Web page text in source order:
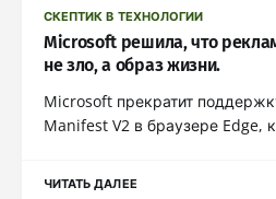
СКЕПТИК В ТЕХНОЛОГИИ
Microsoft решила, что
не зло, а образ жизни.
Microsoft прекратит
Manifest V2 в браузере Edge,
ЧИТАТЬ ДАЛЕЕ